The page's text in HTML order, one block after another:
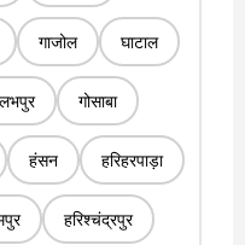
गाजोल घाटाल
गोसाबा
हंसन हरिहरपाड़ा
हरिश्चंद्रपुर